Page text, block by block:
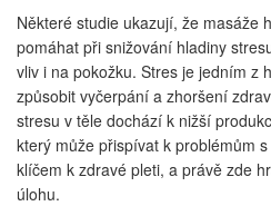
Některé studie ukazují, že masáže
pomáhat při snižování hladiny
vliv i na pokožku. Stres je jedním z
způsobit vyčerpání a zhoršení
stresu v těle dochází k nižší
který může přispívat k problémům
klíčem k zdravé pleti, a právě zde
úlohu.